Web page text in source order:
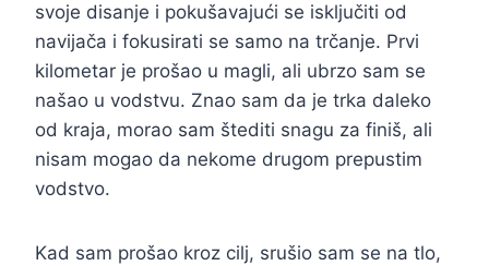
svoje disanje i pokušavajući se isključiti od
navijača i fokusirati se samo na trčanje. Prvi
kilometar je prošao u magli, ali ubrzo sam se
našao u vodstvu. Znao sam da je trka daleko
od kraja, morao sam štediti snagu za finiš, ali
nisam mogao da nekome drugom prepustim
vodstvo.
Kad sam prošao kroz cilj, srušio sam se na tlo,